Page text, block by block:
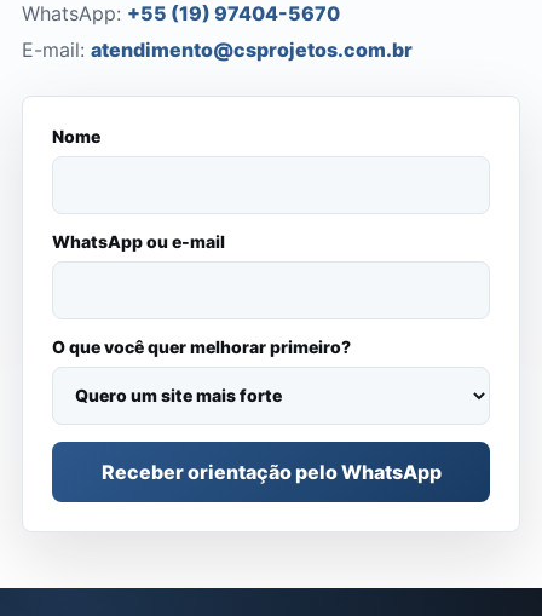
WhatsApp: +55 (19) 97404-5670
E-mail: atendimento@csprojetos.com.br
Nome
WhatsApp ou e-mail
O que você quer melhorar primeiro?
Receber orientação pelo WhatsApp